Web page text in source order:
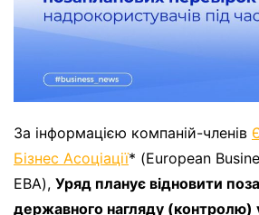
За інформацією компаній-членів
Бізнес Асоціації* (European
EBA), Уряд планує відновити
державного нагляду (контролю)